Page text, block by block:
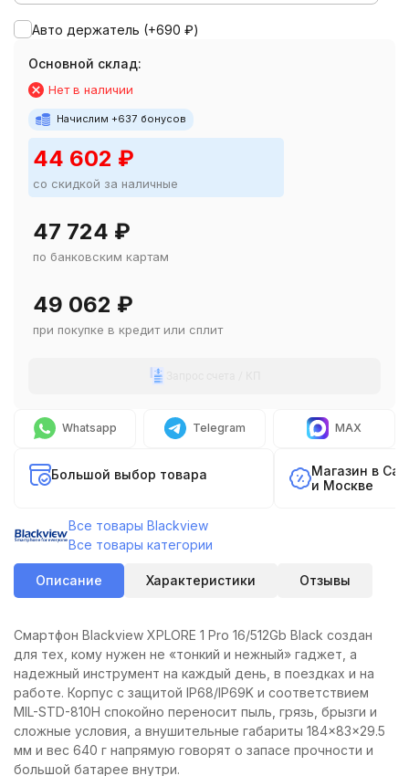
Авто держатель (+690 ₽)
Основной склад:
Нет в наличии
Начислим +637 бонусов
44 602 ₽
со скидкой за наличные
47 724 ₽
по банковским картам
49 062 ₽
при покупке в кредит или сплит
Whatsapp Telegram MAX
Большой выбор товара
Магазин в
и Москве
Все товары Blackview
Все товары категории
Описание Характеристики Отзывы
Смартфон Blackview XPLORE 1 Pro 16/512Gb Black создан
для тех, кому нужен не «тонкий и нежный» гаджет, а
надежный инструмент на каждый день, в поездках и на
работе. Корпус с защитой IP68/IP69K и соответствием
MIL-STD-810H спокойно переносит пыль, грязь, брызги и
сложные условия, а внушительные габариты 184×83×29.5
мм и вес 640 г напрямую говорят о запасе прочности и
большой батарее внутри.